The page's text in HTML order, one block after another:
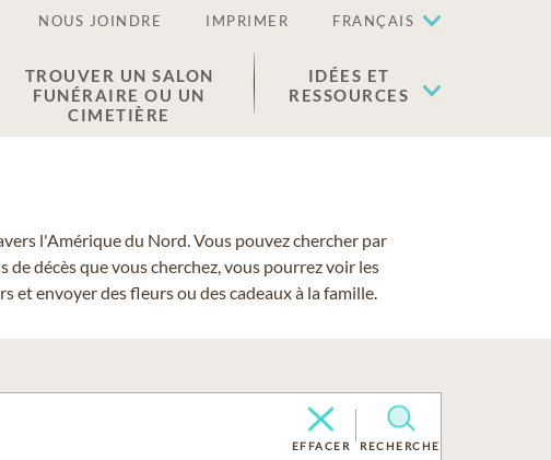
NOUS JOINDRE IMPRIMER FRANÇAIS
TROUVER UN SALON
FUNÉRAIRE OU UN
CIMETIÈRE
IDÉES ET
RESSOURCES
l'Amérique du Nord. Vous pouvez chercher par
décès que vous cherchez, vous pourrez voir les
et envoyer des fleurs ou des cadeaux à la famille.
EFFACER RECHERCHE